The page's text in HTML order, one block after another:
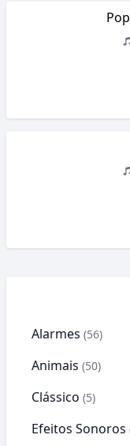
Alarmes (56)
Animais (50)
Clássico (5)
Efeitos Sonoros